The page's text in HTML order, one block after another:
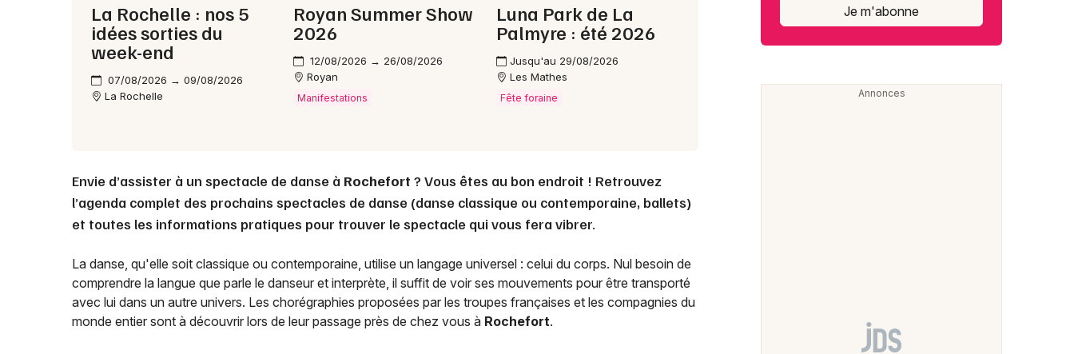
Je m'abonne
La Rochelle : nos 5
idées sorties du
week-end
07/08/2026 → 09/08/2026
La Rochelle
Royan Summer Show
2026
12/08/2026 → 26/08/2026
Royan
Manifestations
Luna Park de La
Palmyre : été 2026
Jusqu'au 29/08/2026
Les Mathes
Fête foraine
Envie d’assister à un spectacle de danse à Rochefort ? Vous êtes au bon endroit ! Retrouvez
l’agenda complet des prochains spectacles de danse (danse classique ou contemporaine, ballets)
et toutes les informations pratiques pour trouver le spectacle qui vous fera vibrer.
La danse, qu'elle soit classique ou contemporaine, utilise un langage universel : celui du corps. Nul besoin de
comprendre la langue que parle le danseur et interprète, il suffit de voir ses mouvements pour être transporté
avec lui dans un autre univers. Les chorégraphies proposées par les troupes françaises et les compagnies du
monde entier sont à découvrir lors de leur passage près de chez vous à Rochefort.
Je m'abonne